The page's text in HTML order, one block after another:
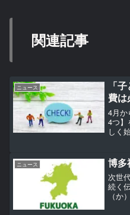
関連記事
ニュース
「
費は
4月か
4つ
しく
が、
授業
ニュース 博多
次世
続く
（か